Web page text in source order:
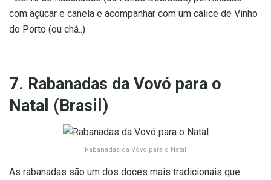
com açúcar e canela e acompanhar com um cálice de Vinho
do Porto (ou chá..)
7. Rabanadas da Vovó para o
Natal (Brasil)
Rabanadas da Vovó para o Natal
As rabanadas são um dos doces mais tradicionais que